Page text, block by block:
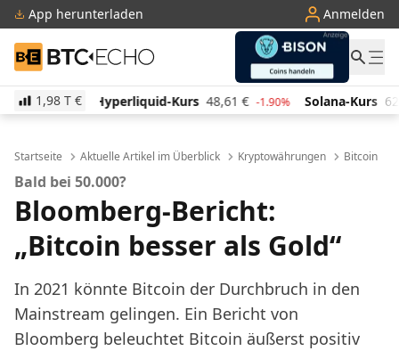
App herunterladen Anmelden
BTC-ECHO
1,98 T €
Kurs 48,61 € -1.90% Solana-Kurs 62,89 € -1.80% TRON-
Startseite Aktuelle Artikel im Überblick Kryptowährungen Bitcoin
Bald bei 50.000?
Bloomberg-Bericht:
„Bitcoin besser als Gold“
In 2021 könnte Bitcoin der Durchbruch in den
Mainstream gelingen. Ein Bericht von
Bloomberg beleuchtet Bitcoin äußerst positiv